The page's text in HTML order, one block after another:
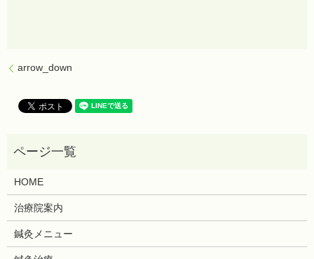
arrow_down
HOME
治療院案内
鍼灸メニュー